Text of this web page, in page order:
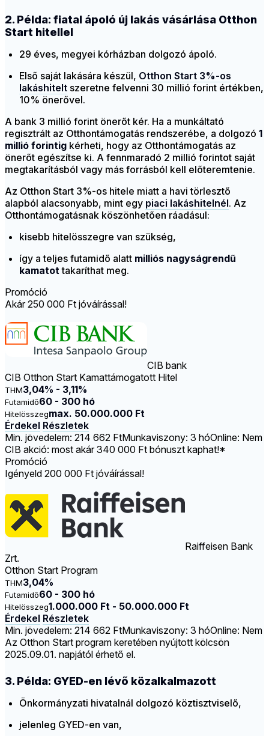
2. Példa: fiatal ápoló új lakás vásárlása Otthon
Start hitellel
29 éves, megyei kórházban dolgozó ápoló.
Első saját lakására készül, Otthon Start 3%-os
lakáshitelt szeretne felvenni 30 millió forint értékben,
10% önerővel.
A bank 3 millió forint önerőt kér. Ha a munkáltató
regisztrált az Otthontámogatás rendszerébe, a dolgozó 1
millió forintig kérheti, hogy az Otthontámogatás az
önerőt egészítse ki. A fennmaradó 2 millió forintot saját
megtakarításból vagy más forrásból kell előteremtenie.
Az Otthon Start 3%-os hitele miatt a havi törlesztő
alapból alacsonyabb, mint egy piaci lakáshitelnél. Az
Otthontámogatásnak köszönhetően ráadásul:
kisebb hitelösszegre van szükség,
így a teljes futamidő alatt milliós nagyságrendű
kamatottakaríthat meg.
Promóció
Akár 250 000 Ft jóváírással!
CIB bank
CIB Otthon Start Kamattámogatott Hitel
THM3,04% - 3,11%
Futamidő60 - 300 hó
Hitelösszegmax. 50.000.000 Ft
Érdekel Részletek
Min. jövedelem: 214 662 FtMunkaviszony: 3 hóOnline: Nem
CIB akció: most akár 340 000 Ft bónuszt kaphat!*
Promóció
Igényeld 200 000 Ft jóváírással!
Raiffeisen Bank
Zrt.
Otthon Start Program
THM3,04%
Futamidő60 - 300 hó
Hitelösszeg1.000.000 Ft - 50.000.000 Ft
Érdekel Részletek
Min. jövedelem: 214 662 FtMunkaviszony: 3 hóOnline: Nem
Az Otthon Start program keretében nyújtott kölcsön
2025.09.01. napjától érhető el.
3. Példa: GYED-en lévő közalkalmazott
Önkormányzati hivatalnál dolgozó köztisztviselő,
jelenleg GYED-en van,